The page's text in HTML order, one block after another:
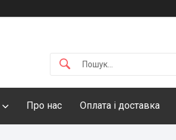
Про нас Оплата і доставка